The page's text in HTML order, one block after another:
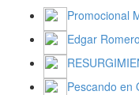
Promocional
Edgar
Pescando en